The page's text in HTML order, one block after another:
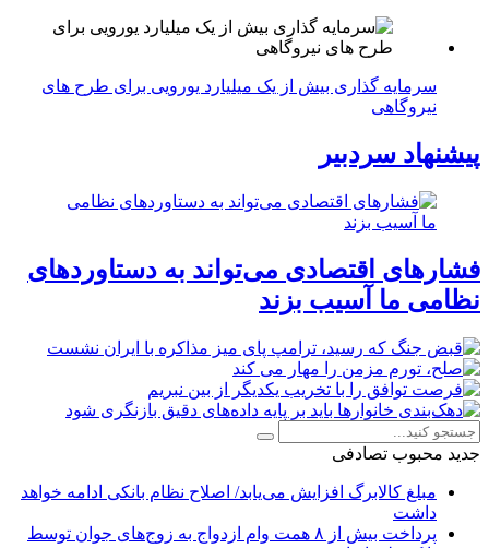
سرمایه گذاری بیش از یک میلیارد یورویی برای طرح های
نیروگاهی
پیشنهاد سردبیر
فشارهای اقتصادی می‌تواند به دستاوردهای
نظامی ما آسیب بزند
جدید محبوب تصادفی
مبلغ کالابرگ افزایش می‌یابد/ اصلاح نظام بانکی ادامه خواهد
داشت
پرداخت بیش از ۸ همت وام ازدواج به زوج‌های جوان توسط